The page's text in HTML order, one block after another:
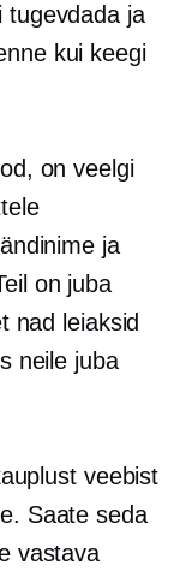
tugevdada ja
kui keegi
on veelgi
ja
on juba
nad leiaksid
neile juba
veebist
Saate seda
vastava